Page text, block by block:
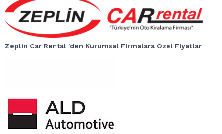
Zeplin Car Rental 'den Kurumsal Firmalara Özel Fiyatlar